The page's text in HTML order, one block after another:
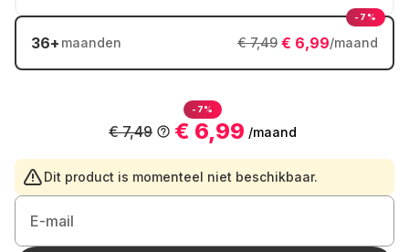
36+ maanden € 6,99/maand
€ 7,49
-7%
-7%
€ 6,99 /maand
€ 7,49
Dit product is momenteel niet beschikbaar.
E-mail